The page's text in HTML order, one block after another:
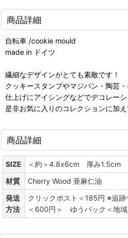
商品詳細
自転車 /cookie mould
made in ドイツ
繊細なデザインがとても素敵です！
クッキースタンプやマジパン・陶芸
仕上げにアイシングなどでデコレー
是非お気に入りのコレクションに加え
商品詳細
SIZE
＜約＞4.8x6cm 厚み1.5cm
材質
Cherry Wood 亜麻仁油
発送
方法
クリックポスト＜185円 ※追
＜600円＞ ゆうパック＜地域